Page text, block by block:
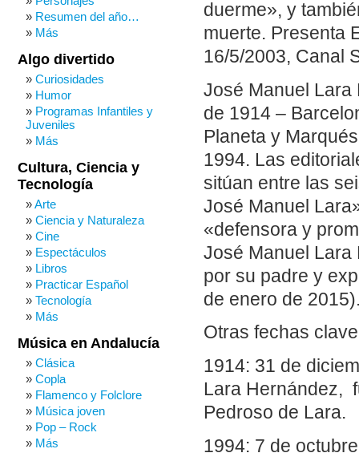
duerme», y
muerte. Presenta
16/5/2003, Canal
José Manuel Lara
de 1914 –
Planeta y
1994. Las
sitúan entre las
José Manuel
«defensora y
José Manuel Lara
por su padre y
de enero de
Otras fechas
1914: 31 de
Lara Hernández,
Pedroso de Lara.
1994: 7 de
Resumen del año…
Más
Algo divertido
Curiosidades
Humor
Programas Infantiles y
Juveniles
Más
Cultura, Ciencia y
Tecnología
Arte
Ciencia y Naturaleza
Cine
Espectáculos
Libros
Practicar Español
Tecnología
Más
Música en Andalucía
Clásica
Copla
Flamenco y Folclore
Música joven
Pop – Rock
Más